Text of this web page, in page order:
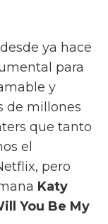
ya hace
para
y
de millones
que tanto
el
pero
Katy
You Be My